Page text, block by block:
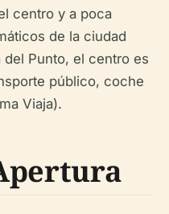
centro y a poca
de la ciudad
del Punto, el centro es
público, coche
Viaja).